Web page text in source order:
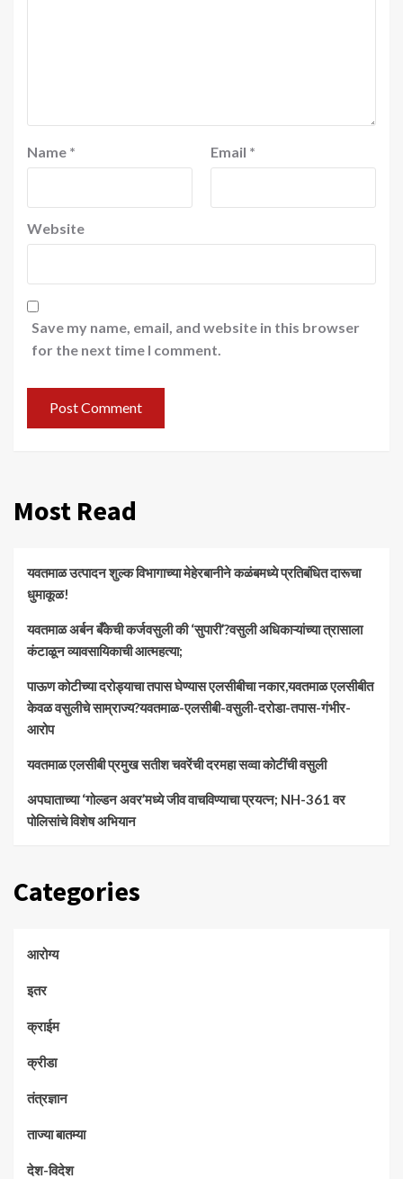
Name * Email *
Website
Save my name, email, and website in this browser
for the next time I comment.
Most Read
यवतमाळ उत्पादन शुल्क विभागाच्या मेहेरबानीने कळंबमध्ये प्रतिबंधित दारूचा
धुमाकूळ!
​यवतमाळ अर्बन बँकेची कर्जवसुली की ‘सुपारी’?वसुली अधिकाऱ्यांच्या त्रासाला
कंटाळून व्यावसायिकाची आत्महत्या;
पाऊण कोटीच्या दरोड्याचा तपास घेण्यास एलसीबीचा नकार,यवतमाळ एलसीबीत
केवळ वसुलीचे साम्राज्य?यवतमाळ-एलसीबी-वसुली-दरोडा-तपास-गंभीर-
आरोप
यवतमाळ एलसीबी प्रमुख सतीश चवरेंची दरमहा सव्वा कोटींची वसुली
अपघाताच्या ‘गोल्डन अवर’मध्ये जीव वाचविण्याचा प्रयत्न; NH-361 वर
पोलिसांचे विशेष अभियान
Categories
आरोग्य
इतर
क्राईम
क्रीडा
तंत्रज्ञान
ताज्या बातम्या
देश-विदेश